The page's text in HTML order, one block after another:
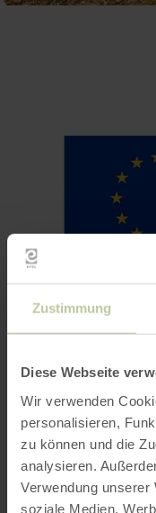
Zustimmung
Diese Webseite
Wir verwenden
personalisieren,
zu können und die
analysieren.
Verwendung
soziale Medien,